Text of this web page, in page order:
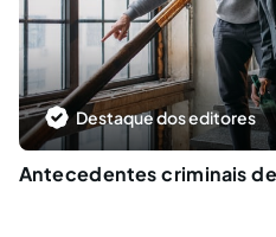
Destaque dos editores
Antecedentes criminais